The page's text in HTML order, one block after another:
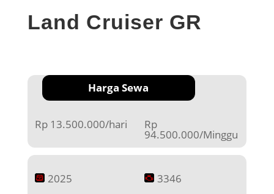
Land Cruiser GR
Harga Sewa
Rp 13.500.000/hari Rp
94.500.000/Minggu
2025 3346